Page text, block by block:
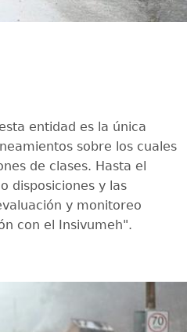
entidad es la única
sobre los cuales
de clases. Hasta el
disposiciones y las
y monitoreo
con el Insivumeh".